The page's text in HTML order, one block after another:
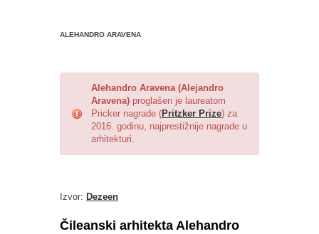
ALEHANDRO ARAVENA
Alehandro Aravena (Alejandro
Aravena) proglašen je laureatom
Pricker nagrade (Pritzker Prize) za
2016. godinu, najprestižnije nagrade u
arhitekturi.
Izvor: Dezeen
Čileanski arhitekta Alehandro